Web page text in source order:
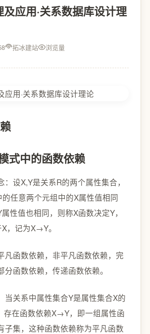
应用·关系数据库设计理
拓冰建站 浏览量
式中的函数依赖
：设X,Y是关系R的两个属性集合，
的任意两个元组中的X属性值相同
性值也相同，则称X函数决定Y，
，记为X→Y。
凡函数依赖，非平凡函数依赖，完
分函数依赖，传递函数依赖。
当关系中属性集合Y是属性集合X的
在函数依赖X→Y，即一组属性函
子集，这种函数依赖称为平凡函数